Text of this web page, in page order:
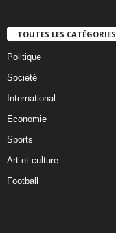
TOUTES LES CATÉGORIES
Politique
Société
International
Economie
Sports
Art et culture
Football